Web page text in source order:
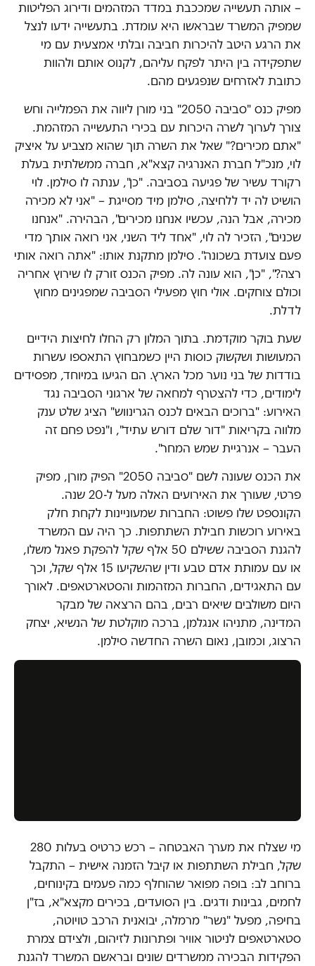
– אותה תעשייה שמככבת במדד המזהמים ודירוג הפליטות
שמפיק המשרד שבראשו היא עומדת. בתעשייה ידעו לנצל
את הרגע היטב להיכרות חביבה ובלתי אמצעית עם מי
שתפקידה בין היתר לפקח עליהם, לקנוס אותם ולהוות
כתובת לאזרחים שנפגעים מהם.
מפיק כנס "סביבה 2050" בני מורן ליווה את הפמלייה וחש
צורך לערוך לשרה היכרות עם בכירי התעשייה המזהמת.
"אתם מכירים?" שאל את השרה תוך שהוא מצביע על איציק
לוי, מנכ"ל חברת האנרגיה קצא"א, חברה ממשלתית בעלת
רקורד עשיר של פגיעה בסביבה. "כן", ענתה לו סילמן. לוי
הושיט לה יד ללחיצה, סילמן מיד מסייגת – "אני לא מכירה
מכירה, אבל הנה, עכשיו אנחנו מכירים", הבהירה. "אנחנו
שכנים", הזכיר לה לוי, "אחד ליד השני, אני רואה אותך מדי
פעם צועדת בשכונה". סילמן מתקנת אותו: "אתה רואה אותי
רצה?", "כן", הוא עונה לה. מפיק הכנס זורק לו שירוץ אחריה
וכולם צוחקים. אולי חוץ מפעילי הסביבה שמפגינים מחוץ
לדלת.
שעת בוקר מוקדמת. בתוך המלון רק החלו לחיצות הידיים
המעושות ושקשוק כוסות היין כשמבחוץ התאספו עשרות
בודדות של בני נוער מכל הארץ. הם הגיעו במיוחד, מפסידים
לימודים, כדי להצטרף למחאה של ארגוני הסביבה נגד
האירוע: "ברוכים הבאים לכנס הגרינווש" הציג שלט ענק
מלווה בקריאות "דור שלם דורש עתיד", ו"נפט פחם זה
העבר – אנרגיית שמש המחר".
את הכנס שעונה לשם "סביבה 2050" הפיק מורן, מפיק
פרטי, שעורך את האירועים האלה מעל ל-20 שנה.
הקונספט שלו פשוט: החברות שמעוניינות לקחת חלק
באירוע רוכשות חבילת השתתפות. כך היה עם המשרד
להגנת הסביבה ששילם 50 אלף שקל להפקת פאנל משלו,
או עם עמותת אדם טבע ודין שהשקיעו 15 אלף שקל, וכך
עם התאגידים, החברות המזהמות והסטארטאפים. לאורך
היום משולבים שיאים רבים, בהם הרצאה של מבקר
המדינה, מתניהו אנגלמן, ברכה מוקלטת של הנשיא, יצחק
הרצוג, וכמובן, נאום השרה החדשה סילמן.
מי שצלח את מערך האבטחה – רכש כרטיס בעלות 280
שקל, חבילת השתתפות או קיבל הזמנה אישית – התקבל
ברוחב לב: בופה מפואר שהוחלף כמה פעמים בקינוחים,
לחמים, גבינות ודגים. בין הסועדים, בכירים מקצא"א, בז"ן
בחיפה, מפעל "נשר" מרמלה, יבואנית הרכב טויוטה,
סטארטאפים לניטור אוויר ופתרונות לזיהום, ולצידם צמרת
הפקידות הבכירה ממשרדים שונים ובראשם המשרד להגנת